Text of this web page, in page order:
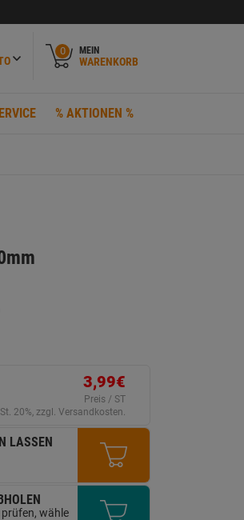
0 MEIN
WARENKORB
% AKTIONEN %
3,99€
Preis / ST
20%, zzgl. Versandkosten.
LASSEN
wähle